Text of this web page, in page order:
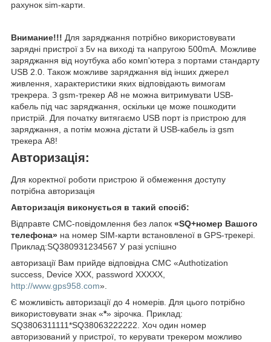
рахунок sim-карти.
Внимание!!! Для заряджання потрібно використовувати
зарядні пристрої з 5v на виході та напругою 500mA. Можливе
заряджання від ноутбука або комп'ютера з портами стандарту
USB 2.0. Також можливе заряджання від інших джерел
живлення, характеристики яких відповідають вимогам
трекрера. З gsm-трекер А8 не можна витримувати USB-
кабель під час заряджання, оскільки це може пошкодити
пристрій. Для початку витягаємо USB порт із пристрою для
заряджання, а потім можна дістати й USB-кабель із gsm
трекера А8!
Авторизація:
Для коректної роботи пристрою й обмеження доступу
потрібна авторизація
Авторизація виконується в такий спосіб:
Відправте СМС-повідомлення без лапок «SQ+номер Вашого
телефона» на номер SIM-карти встановленої в GPS-трекері.
Приклад:SQ380931234567 У разі успішно
авторизації Вам прийде відповідна СМС «Authotization
success, Device XXX, password XXXXX,
http://www.gps958.com».
Є можливість авторизації до 4 номерів. Для цього потрібно
використовувати знак «*» зірочка. Приклад:
SQ3806311111*SQ38063222222. Хоч один номер
авторизований у пристрої, то керувати трекером можливо